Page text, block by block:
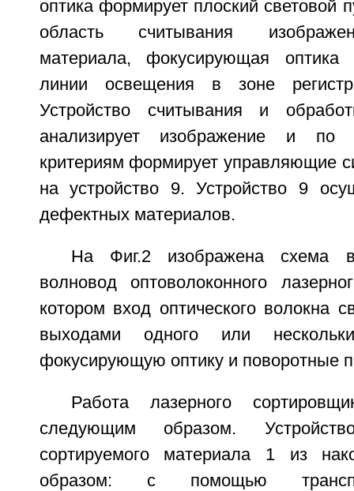
оптика формирует плоский световой
область считывания
материала, фокусирующая
линии освещения в зоне
Устройство считывания и
анализирует изображение и по
критериям формирует управляющие
на устройство 9. Устройство 9
дефектных материалов.
На Фиг.2 изображена схема
волновод оптоволоконного
котором вход оптического волокна
выходами одного или
фокусирующую оптику и поворотные
Работа лазерного
следующим образом.
сортируемого материала 1 из
образом: с помощью